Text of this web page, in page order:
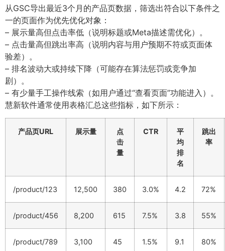
从GSC导出最近3个月的产品页数据，筛选出符合以下条件之
一的页面作为优先优化对象：
– 展示量高但点击率低（说明标题或Meta描述需优化）。
– 点击量高但跳出率高（说明内容与用户预期不符或页面体
验差）。
– 排名波动大或持续下降（可能存在算法惩罚或竞争加
剧）。
– 有少量手工操作线索（如用户通过“查看页面”功能进入）。
慧新软件通常使用表格汇总这些指标，如下所示：
产品页URL 展示量
点
击
量
CTR
平
均
排
名
跳出
率
/product/123 12,500 380 3.0% 4.2 72%
/product/456 8,200 615 7.5% 3.8 55%
/product/789 3,100 45 1.5% 9.1 80%